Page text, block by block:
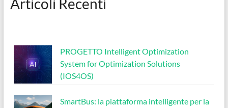
Articoli Recenti
PROGETTO Intelligent Optimization
System for Optimization Solutions
(IOS4OS)
SmartBus: la piattaforma intelligente per la